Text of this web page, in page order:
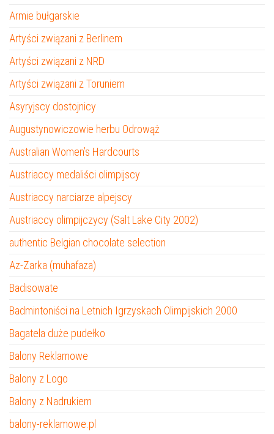
Armie bułgarskie
Artyści związani z Berlinem
Artyści związani z NRD
Artyści związani z Toruniem
Asyryjscy dostojnicy
Augustynowiczowie herbu Odrowąż
Australian Women’s Hardcourts
Austriaccy medaliści olimpijscy
Austriaccy narciarze alpejscy
Austriaccy olimpijczycy (Salt Lake City 2002)
authentic Belgian chocolate selection
Az-Zarka (muhafaza)
Badisowate
Badmintoniści na Letnich Igrzyskach Olimpijskich 2000
Bagatela duże pudełko
Balony Reklamowe
Balony z Logo
Balony z Nadrukiem
balony-reklamowe.pl